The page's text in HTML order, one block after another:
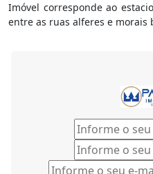
Imóvel corresponde ao
entre as ruas alferes e morais